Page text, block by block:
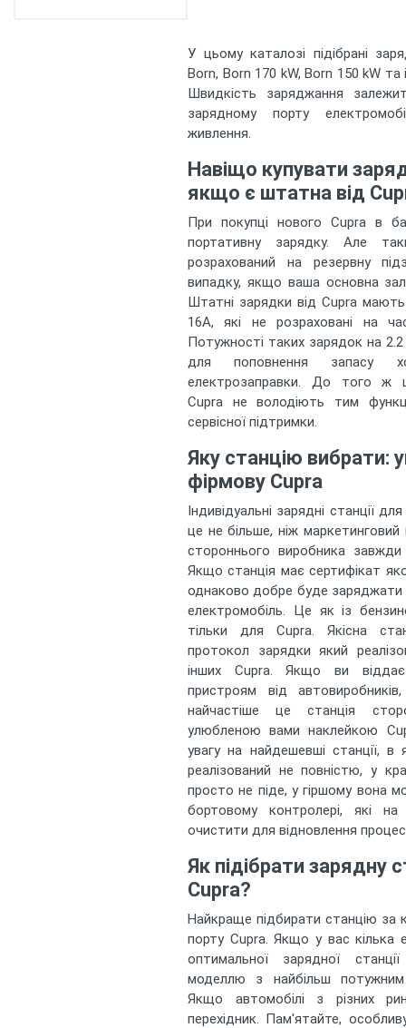
У цьому каталозі підібрані
Born, Born 170 kW, Born 150 kW та
Швидкість заряджання
зарядному порту
живлення.
Навіщо купувати
якщо є штатна від
При покупці нового Cupra в
портативну зарядку. Але
розрахований на резервну
випадку, якщо ваша основна
Штатні зарядки від Cupra
16А, які не розраховані на
Потужності таких зарядок на
для поповнення запасу
електрозаправки. До того ж
Cupra не володіють тим
сервісної підтримки.
Яку станцію вибрати:
фірмову Cupra
Індивідуальні зарядні станції
це не більше, ніж маркетинговий
стороннього виробника
Якщо станція має сертифікат
однаково добре буде заряджати
електромобіль. Це як із
тільки для Cupra. Якісна
протокол зарядки який
інших Cupra. Якщо ви
пристроям від
найчастіше це станція
улюбленою вами наклейкою
увагу на найдешевші станції, в
реалізований не повністю, у
просто не піде, у гіршому вона
бортовому контролері, які на
очистити для відновлення
Як підібрати зарядну
Cupra?
Найкраще підбирати станцію за
порту Cupra. Якщо у вас кілька
оптимальної зарядної
моделлю з найбільш
Якщо автомобілі з різних
перехідник. Пам'ятайте,